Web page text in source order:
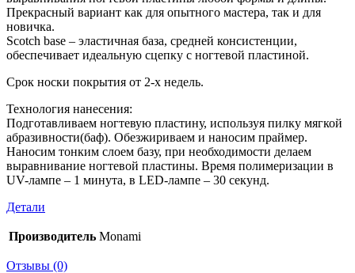
Прекрасный вариант как для опытного мастера, так и для
новичка.
Scotch base – эластичная база, средней консистенции,
обеспечивает идеальную сцепку с ногтевой пластиной.
Срок носки покрытия от 2-х недель.
Технология нанесения:
Подготавливаем ногтевую пластину, используя пилку мягкой
абразивности(баф). Обезжириваем и наносим праймер.
Наносим тонким слоем базу, при необходимости делаем
выравнивание ногтевой пластины. Время полимеризации в
UV-лампе – 1 минута, в LED-лампе – 30 секунд.
Детали
Производитель Monami
Отзывы (0)